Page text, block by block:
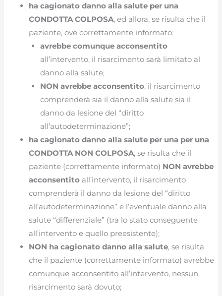
ha cagionato danno alla salute per una
CONDOTTA COLPOSA, ed allora, se risulta che il
paziente, ove correttamente informato:
avrebbe comunque acconsentito
all’intervento, il risarcimento sarà limitato al
danno alla salute;
NON avrebbe acconsentito, il risarcimento
comprenderà sia il danno alla salute sia il
danno da lesione del “diritto
all’autodeterminazione”;
ha cagionato danno alla salute per una per una
CONDOTTA NON COLPOSA, se risulta che il
paziente (correttamente informato) NON avrebbe
acconsentito all’intervento, il risarcimento
comprenderà il danno da lesione del “diritto
all’autodeterminazione” e l’eventuale danno alla
salute “differenziale” (tra lo stato conseguente
all’intervento e quello preesistente);
NON ha cagionato danno alla salute, se risulta
che il paziente (correttamente informato) avrebbe
comunque acconsentito all’intervento, nessun
risarcimento sarà dovuto;